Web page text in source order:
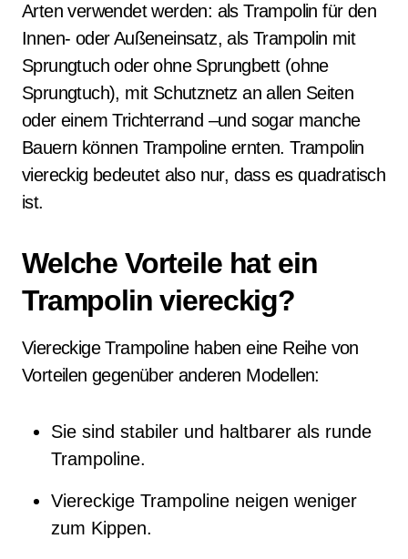
Arten verwendet werden: als Trampolin für den
Innen- oder Außeneinsatz, als Trampolin mit
Sprungtuch oder ohne Sprungbett (ohne
Sprungtuch), mit Schutznetz an allen Seiten
oder einem Trichterrand –und sogar manche
Bauern können Trampoline ernten. Trampolin
viereckig bedeutet also nur, dass es quadratisch
ist.
Welche Vorteile hat ein
Trampolin viereckig?
Viereckige Trampoline haben eine Reihe von
Vorteilen gegenüber anderen Modellen:
Sie sind stabiler und haltbarer als runde
Trampoline.
Viereckige Trampoline neigen weniger
zum Kippen.